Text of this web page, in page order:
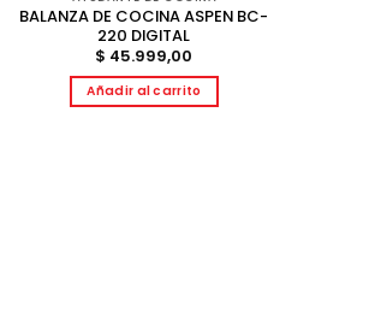
BALANZA DE COCINA ASPEN BC-
220 DIGITAL
$ 45.999,00
Añadir al carrito